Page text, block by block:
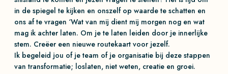
in de spiegel te kijken en onszelf op waarde te schatten en
ons af te vragen ‘Wat van mij dient mij morgen nog en wat
mag ik achter laten. Om je te laten leiden door je innerlijke
stem. Creëer een nieuwe routekaart voor jezelf.
Ik begeleid jou of je team of je organisatie bij deze stappen
van transformatie; loslaten, niet weten, creatie en groei.